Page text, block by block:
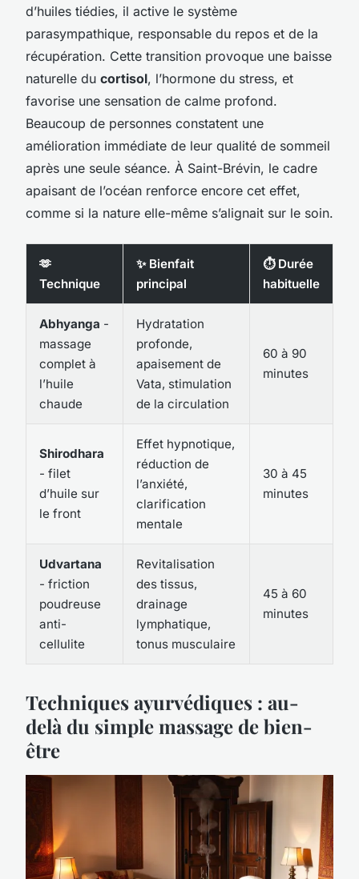
d’huiles tiédies, il active le système
parasympathique, responsable du repos et de la
récupération. Cette transition provoque une baisse
naturelle du cortisol, l’hormone du stress, et
favorise une sensation de calme profond.
Beaucoup de personnes constatent une
amélioration immédiate de leur qualité de sommeil
après une seule séance. À Saint-Brévin, le cadre
apaisant de l’océan renforce encore cet effet,
comme si la nature elle-même s’alignait sur le soin.
🫶
Technique
✨ Bienfait
principal
⏱️ Durée
habituelle
Abhyanga -
massage
complet à
l’huile
chaude
Hydratation
profonde,
apaisement de
Vata, stimulation
de la circulation
60 à 90
minutes
Shirodhara
- filet
d’huile sur
le front
Effet hypnotique,
réduction de
l’anxiété,
clarification
mentale
30 à 45
minutes
Udvartana
- friction
poudreuse
anti-
cellulite
Revitalisation
des tissus,
drainage
lymphatique,
tonus musculaire
45 à 60
minutes
Techniques ayurvédiques : au-
delà du simple massage de bien-
être